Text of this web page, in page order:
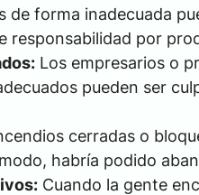
de forma inadecuada
responsabilidad por
Los empresarios o
pueden ser
cerradas o
habría podido
Cuando la gente